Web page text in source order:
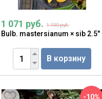
1 071 руб. 1 190 руб.
Bulb. mastersianum × sib 2.5"
В корзину
-10%